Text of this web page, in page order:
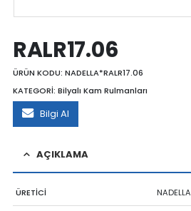
RALR17.06
ÜRÜN KODU: NADELLA*RALR17.06
KATEGORİ: Bilyalı Kam Rulmanları
Bilgi Al
AÇIKLAMA
ÜRETİCİ NADELLA